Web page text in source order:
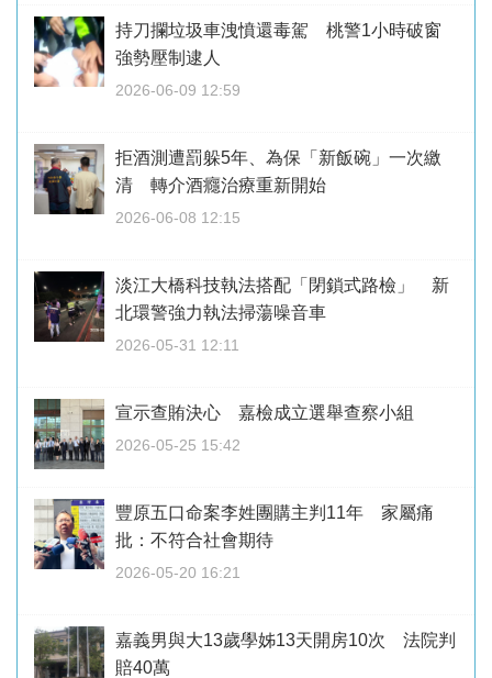
持刀攔垃圾車洩憤還毒駕 桃警1小時破窗
強勢壓制逮人
2026-06-09 12:59
拒酒測遭罰躲5年、為保「新飯碗」一次繳
清 轉介酒癮治療重新開始
2026-06-08 12:15
淡江大橋科技執法搭配「閉鎖式路檢」 新
北環警強力執法掃蕩噪音車
2026-05-31 12:11
宣示查賄決心 嘉檢成立選舉查察小組
2026-05-25 15:42
豐原五口命案李姓團購主判11年 家屬痛
批：不符合社會期待
2026-05-20 16:21
嘉義男與大13歲學姊13天開房10次 法院判
賠40萬